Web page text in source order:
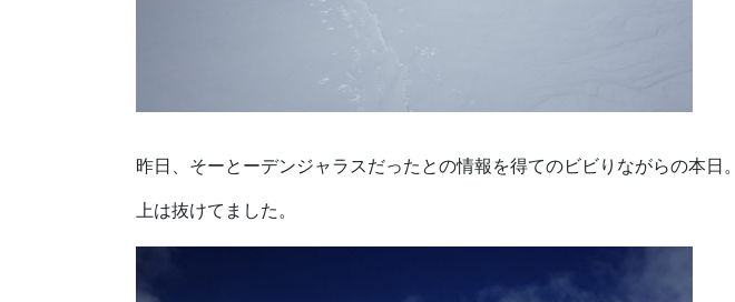
昨日、そーとーデンジャラスだったとの情報を得てのビビりながらの本日。
上は抜けてました。